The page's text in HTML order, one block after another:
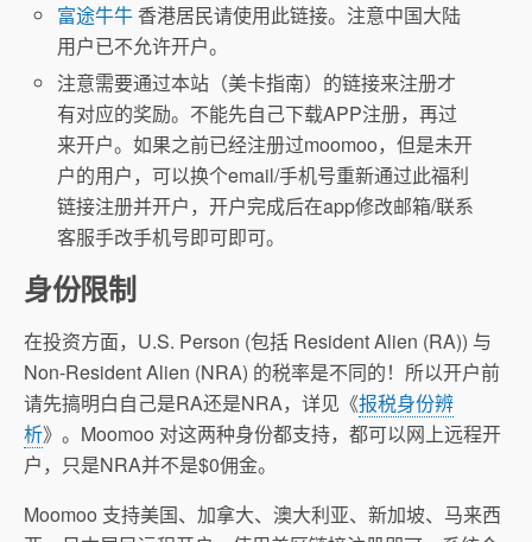
富途牛牛 香港居民请使用此链接。注意中国大陆
用户已不允许开户。
注意需要通过本站（美卡指南）的链接来注册才
有对应的奖励。不能先自己下载APP注册，再过
来开户。如果之前已经注册过moomoo，但是未开
户的用户，可以换个email/手机号重新通过此福利
链接注册并开户，开户完成后在app修改邮箱/联系
客服手改手机号即可即可。
身份限制
在投资方面，U.S. Person (包括 Resident Alien (RA)) 与
Non-Resident Alien (NRA) 的税率是不同的！所以开户前
请先搞明白自己是RA还是NRA，详见《报税身份辨
析》。Moomoo 对这两种身份都支持，都可以网上远程开
户，只是NRA并不是$0佣金。
Moomoo 支持美国、加拿大、澳大利亚、新加坡、马来西